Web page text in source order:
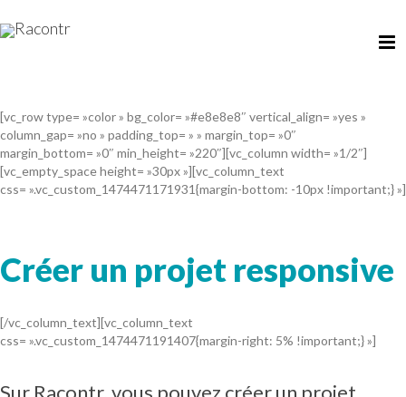
[vc_row type= »color » bg_color= »#e8e8e8″ vertical_align= »yes »
column_gap= »no » padding_top= » » margin_top= »0″
margin_bottom= »0″ min_height= »220″][vc_column width= »1/2″]
[vc_empty_space height= »30px »][vc_column_text
css= ».vc_custom_1474471171931{margin-bottom: -10px !important;} »]
Créer un projet responsive
[/vc_column_text][vc_column_text
css= ».vc_custom_1474471191407{margin-right: 5% !important;} »]
Sur Racontr, vous pouvez créer un projet